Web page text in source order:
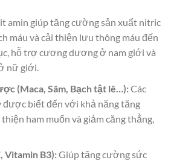
amin giúp tăng cường sản xuất nitric
máu và cải thiện lưu thông máu đến
hỗ trợ cương dương ở nam giới và
nữ giới.
(Maca, Sâm, Bạch tật lê…):Các
biết đến với khả năng tăng
ham muốn và giảm căng thẳng,
Vitamin B3):Giúp tăng cường sức